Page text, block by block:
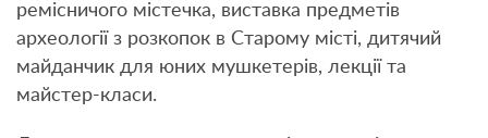
ремісничого містечка, виставка предметів
археології з розкопок в Старому місті, дитячий
майданчик для юних мушкетерів, лекції та
майстер-класи.